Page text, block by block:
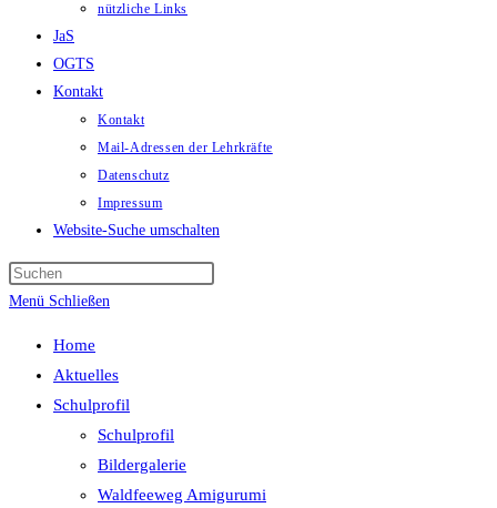
nützliche Links
JaS
OGTS
Kontakt
Kontakt
Mail-Adressen der Lehrkräfte
Datenschutz
Impressum
Website-Suche umschalten
Menü Schließen
Home
Aktuelles
Schulprofil
Schulprofil
Bildergalerie
Waldfeeweg Amigurumi